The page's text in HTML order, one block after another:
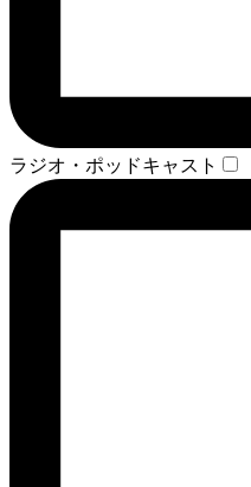
ラジオ・ポッドキャスト